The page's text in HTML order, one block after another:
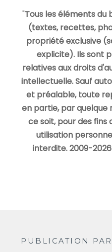
"Tous les éléments du
(textes, recettes,
propriété exclusive
explicite). Ils sont
relatives aux droits
intellectuelle. Sauf
et préalable, toute
en partie, par quelque
ce soit, pour des fins
utilisation
interdite. 2009-2026
PUBLICATION